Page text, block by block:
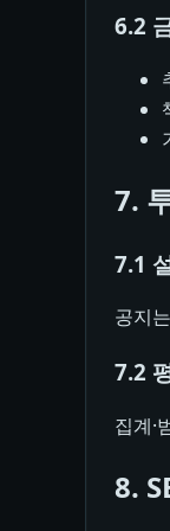
6.2
7.
7.1
공지
7.2
집계·
8.